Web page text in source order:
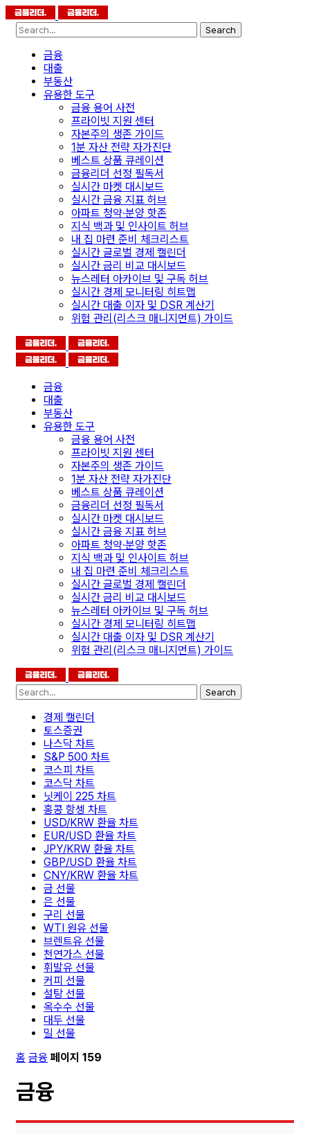
Search
금융
대출
부동산
유용한 도구
금융 용어 사전
프라이빗 지원 센터
자본주의 생존 가이드
1분 자산 전략 자가진단
베스트 상품 큐레이션
금융리더 선정 필독서
실시간 마켓 대시보드
실시간 금융 지표 허브
아파트 청약·분양 핫존
지식 백과 및 인사이트 허브
내 집 마련 준비 체크리스트
실시간 글로벌 경제 캘린더
실시간 금리 비교 대시보드
뉴스레터 아카이브 및 구독 허브
실시간 경제 모니터링 히트맵
실시간 대출 이자 및 DSR 계산기
위험 관리(리스크 매니지먼트) 가이드
금융
대출
부동산
유용한 도구
금융 용어 사전
프라이빗 지원 센터
자본주의 생존 가이드
1분 자산 전략 자가진단
베스트 상품 큐레이션
금융리더 선정 필독서
실시간 마켓 대시보드
실시간 금융 지표 허브
아파트 청약·분양 핫존
지식 백과 및 인사이트 허브
내 집 마련 준비 체크리스트
실시간 글로벌 경제 캘린더
실시간 금리 비교 대시보드
뉴스레터 아카이브 및 구독 허브
실시간 경제 모니터링 히트맵
실시간 대출 이자 및 DSR 계산기
위험 관리(리스크 매니지먼트) 가이드
Search
경제 캘린더
토스증권
나스닥 차트
S&P 500 차트
코스피 차트
코스닥 차트
닛케이 225 차트
홍콩 항셍 차트
USD/KRW 환율 차트
EUR/USD 환율 차트
JPY/KRW 환율 차트
GBP/USD 환율 차트
CNY/KRW 환율 차트
금 선물
은 선물
구리 선물
WTI 원유 선물
브렌트유 선물
천연가스 선물
휘발유 선물
커피 선물
설탕 선물
옥수수 선물
대두 선물
밀 선물
홈 금융 페이지 159
금융